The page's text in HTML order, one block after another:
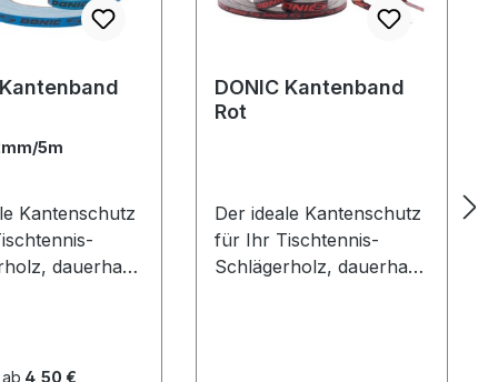
5m
Kantenschutz
dauerhaft
4,50 €
DONIC Kantenband
Rot
Der ideale Kantenschutz
für Ihr Tischtennis-
Schlägerholz, dauerhaft